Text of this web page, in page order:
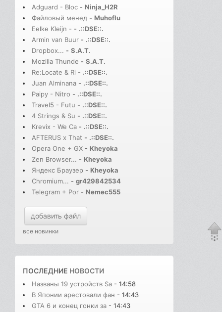
Adguard - Bloc - Ninja_H2R
Файловый менед - Muhoflu
Eelke Kleijn - - .::DSE::.
Armin van Buur - .::DSE::.
Dropbox... - S.A.T.
Mozilla Thunde - S.A.T.
Re:Locate & Ri - .::DSE::.
Juan Alminana - .::DSE::.
Paipy - Nitro - .::DSE::.
Travel5 - Futu - .::DSE::.
4 Strings & Su - .::DSE::.
Krevix - We Ca - .::DSE::.
AFTERUS x That - .::DSE::.
Opera One + GX - Kheyoka
Zen Browser... - Kheyoka
Яндекс Браузер - Kheyoka
Chromium... - gr429842534
Telegram + Por - Nemec555
добавить файл
все новинки
ПОСЛЕДНИЕ НОВОСТИ
Названы 19 устройств Sa - 14:58
В Японии арестовали фан - 14:43
GTA 6 и конец гонки за - 14:43